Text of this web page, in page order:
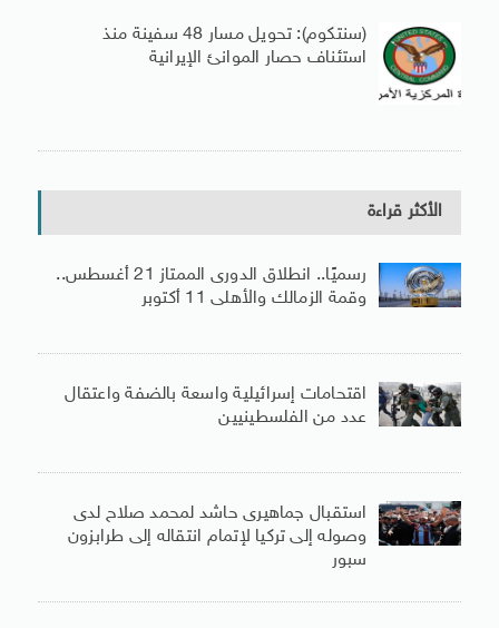
(سنتكوم): تحويل مسار 48 سفينة منذ
استئناف حصار الموانئ الإيرانية
الأكثر قراءة
رسميًا.. انطلاق الدورى الممتاز 21 أغسطس..
وقمة الزمالك والأهلى 11 أكتوبر
اقتحامات إسرائيلية واسعة بالضفة واعتقال
عدد من الفلسطينيين
استقبال جماهيرى حاشد لمحمد صلاح لدى
وصوله إلى تركيا لإتمام انتقاله إلى طرابزون
سبور